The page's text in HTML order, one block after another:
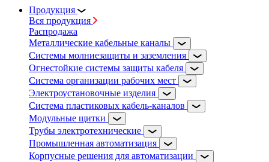
Продукция
Вся продукция
Распродажа
Металлические кабельные каналы
Системы молниезащиты и заземления
Огнестойкие системы защиты кабеля
Система организации рабочих мест
Электроустановочные изделия
Система пластиковых кабель-каналов
Модульные щитки
Трубы электротехнические
Промышленная автоматизация
Корпусные решения для автоматизации